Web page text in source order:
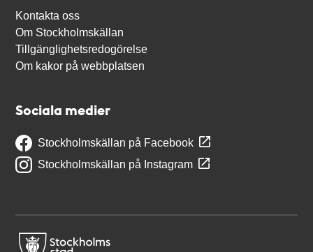
Kontakta oss
Om Stockholmskällan
Tillgänglighetsredogörelse
Om kakor på webbplatsen
Sociala medier
Stockholmskällan på Facebook
Stockholmskällan på Instagram